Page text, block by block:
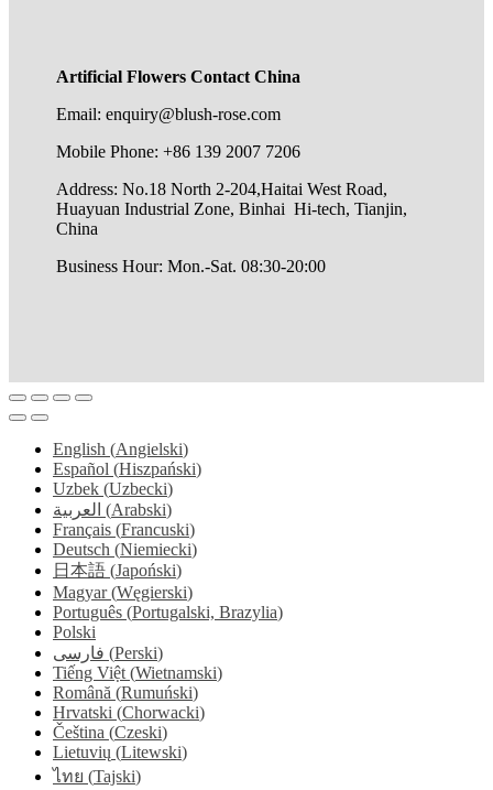
Artificial Flowers Contact China
Email: enquiry@blush-rose.com
Mobile Phone: +86 139 2007 7206
Address: No.18 North 2-204,Haitai West Road,
Huayuan Industrial Zone, Binhai Hi-tech, Tianjin,
China
Business Hour: Mon.-Sat. 08:30-20:00
English (Angielski)
Español (Hiszpański)
Uzbek (Uzbecki)
العربية (Arabski)
Français (Francuski)
Deutsch (Niemiecki)
日本語 (Japoński)
Magyar(Węgierski)
Português (Portugalski, Brazylia)
Polski
فارسی (Perski)
Tiếng Việt (Wietnamski)
Română (Rumuński)
Hrvatski (Chorwacki)
Čeština (Czeski)
Lietuvių (Litewski)
ไทย (Tajski)